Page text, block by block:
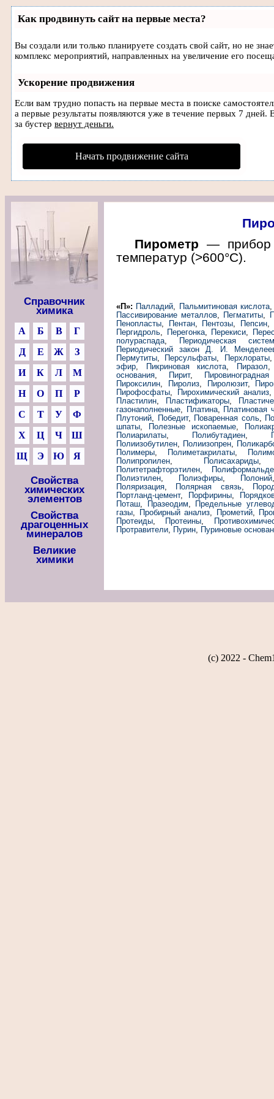
Как продвинуть сайт на первые места?
Вы создали или только планируете создать свой сайт, но не
комплекс мероприятий, направленных на увеличение его
Ускорение продвижения
Если вам трудно попасть на первые места в поиске
а первые результаты появляются уже в течение первых 7
за бустер вернут деньги.
Начать продвижение сайта
Справочник
химика
А Б В
Г
Д
Е Ж
З
И
К Л
М
Н
О П
Р
С
Т У
Ф
Х
Ц Ч
Ш
Щ
Э Ю Я
Свойства
химических
элементов
Свойства
драгоценных
минералов
Великие
химики
Пирометр — прибор
температур (>600°С).
«П»: Палладий, Пальмитиновая кислота
Пассивирование металлов, Пегматиты,
Пенопласты, Пентан, Пентозы, Пепсин,
Пергидроль, Перегонка, Перекиси,
полураспада,
Периодическая
Периодический закон Д. И.
Пермутиты, Персульфаты, Перхлораты
эфир, Пикриновая кислота, Пиразол
основания, Пирит,
Пироксилин, Пиролиз, Пиролюзит,
Пирофосфаты, Пирохимический анализ
Пластилин, Пластификаторы,
газонаполненные, Платина, Платиновая
Плутоний, Победит, Поваренная соль,
шпаты, Полезные ископаемые,
Полиарилаты, Полибутадиен,
Полиизобутилен, Полиизопрен,
Полимеры, Полиметакрилаты,
Полипропилен, Полисахариды
Политетрафторэтилен,
Полиэтилен, Полиэфиры, Полоний
Поляризация, Полярная связь,
Портланд-цемент, Порфирины,
Поташ, Празеодим,
Предельные
газы, Пробирный анализ, Прометий,
Протеиды, Протеины,
Протравители, Пурин, Пуриновые
(c) 2022 -